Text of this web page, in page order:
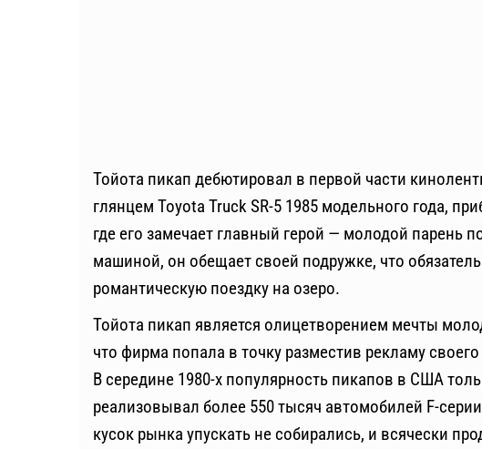
Тойота пикап дебютировал в первой части
глянцем Toyota Truck SR-5 1985 модельного года,
где его замечает главный герой — молодой
машиной, он обещает своей подружке, что
романтическую поездку на озеро.
Тойота пикап является олицетворением мечты
что фирма попала в точку разместив рекламу
В середине 1980-х популярность пикапов в США
реализовывал более 550 тысяч автомобилей F-
кусок рынка упускать не собирались, и всячески